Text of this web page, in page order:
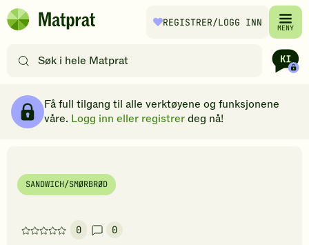
Hopp til hovedinnhold
Matprat
REGISTRER/LOGG INN MENY
etter
filtre
Få full tilgang til alle verktøyene og funksjonene
våre. Logg inn eller registrerdeg nå!
SANDWICH/SMØRBRØD
0
Denne
0